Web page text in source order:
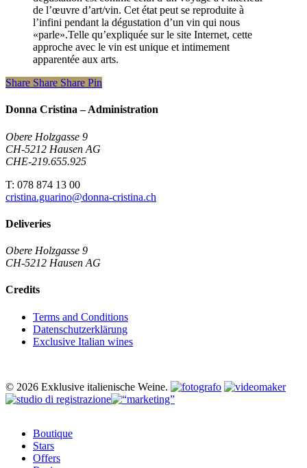
Share Share Share Pin
Donna Cristina – Administration
Obere Holzgasse 9
CH-5212 Hausen AG
CHE-219.655.925
T: 078 874 13 00
cristina.guarino@donna-cristina.ch
Deliveries
Obere Holzgasse 9
CH-5212 Hausen AG
Credits
Terms and Conditions
Datenschutzerklärung
Exclusive Italian wines
© 2026 Exklusive italienische Weine.
Close
Menu
Boutique
Stars
Offers